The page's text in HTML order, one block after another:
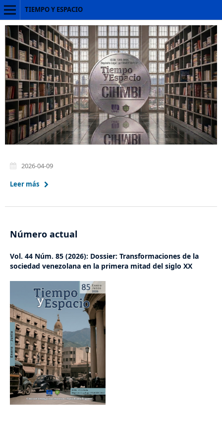
TIEMPO Y ESPACIO
2026-04-09
Leer más
Número actual
Vol. 44 Núm. 85 (2026): Dossier: Transformaciones de la
sociedad venezolana en la primera mitad del siglo XX